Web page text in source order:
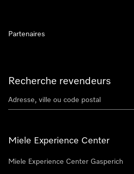
Recherche revendeurs
Miele Experience Center
Miele Experience Center Gasperich
Partenaires